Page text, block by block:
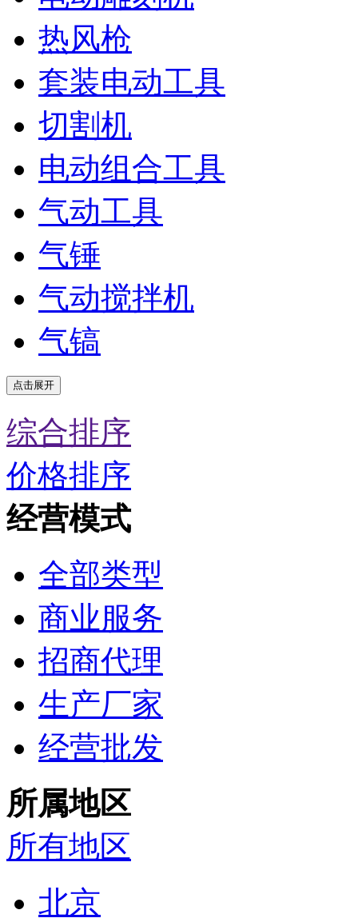
热风枪
套装电动工具
切割机
电动组合工具
气动工具
气锤
气动搅拌机
气镐
点击展开
综合排序
价格排序
经营模式
全部类型
商业服务
招商代理
生产厂家
经营批发
所属地区
所有地区
北京